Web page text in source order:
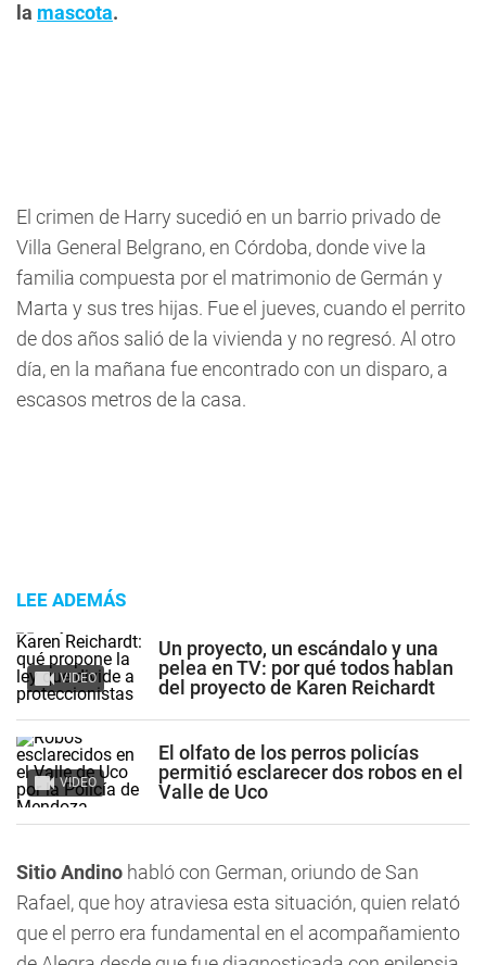
la mascota.
El crimen de Harry sucedió en un barrio privado de
Villa General Belgrano, en Córdoba, donde vive la
familia compuesta por el matrimonio de Germán y
Marta y sus tres hijas. Fue el jueves, cuando el perrito
de dos años salió de la vivienda y no regresó. Al otro
día, en la mañana fue encontrado con un disparo, a
escasos metros de la casa.
LEE ADEMÁS
VIDEO
Un proyecto, un escándalo y una
pelea en TV: por qué todos hablan
del proyecto de Karen Reichardt
VIDEO
El olfato de los perros policías
permitió esclarecer dos robos en el
Valle de Uco
Sitio Andino habló con German, oriundo de San
Rafael, que hoy atraviesa esta situación, quien relató
que el perro era fundamental en el acompañamiento